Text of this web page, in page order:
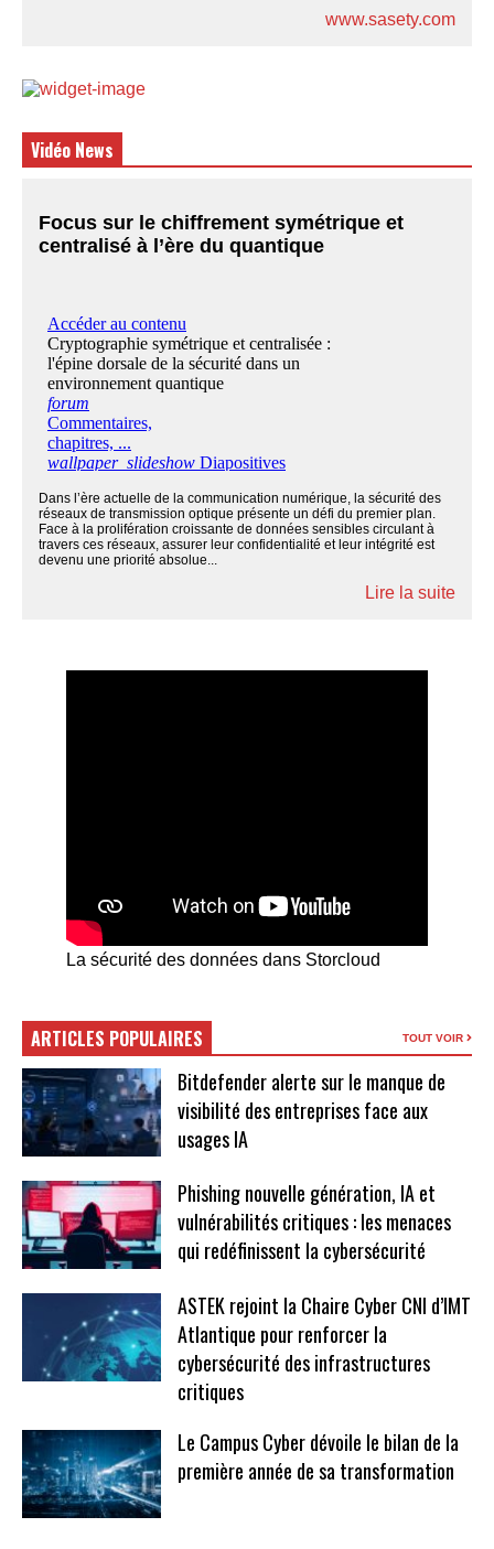
www.sasety.com
Vidéo News
Focus sur le chiffrement symétrique et
centralisé à l’ère du quantique
Dans l’ère actuelle de la communication numérique, la sécurité des
réseaux de transmission optique présente un défi du premier plan.
Face à la prolifération croissante de données sensibles circulant à
travers ces réseaux, assurer leur confidentialité et leur intégrité est
devenu une priorité absolue...
Lire la suite
La sécurité des données dans Storcloud
ARTICLES POPULAIRES TOUT VOIR
Bitdefender alerte sur le manque de
visibilité des entreprises face aux
usages IA
Phishing nouvelle génération, IA et
vulnérabilités critiques : les menaces
qui redéfinissent la cybersécurité
ASTEK rejoint la Chaire Cyber CNI d’IMT
Atlantique pour renforcer la
cybersécurité des infrastructures
critiques
Le Campus Cyber dévoile le bilan de la
première année de sa transformation